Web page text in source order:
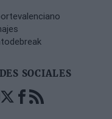
SOCIALES